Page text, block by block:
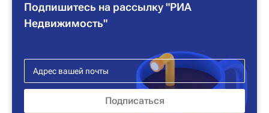
Подпишитесь на рассылку "РИА
Недвижимость"